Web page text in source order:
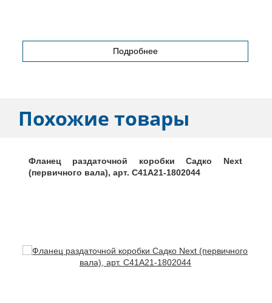
Подробнее
Похожие товары
Фланец раздаточной коробки Садко Next
(первичного вала), арт. C41A21-1802044